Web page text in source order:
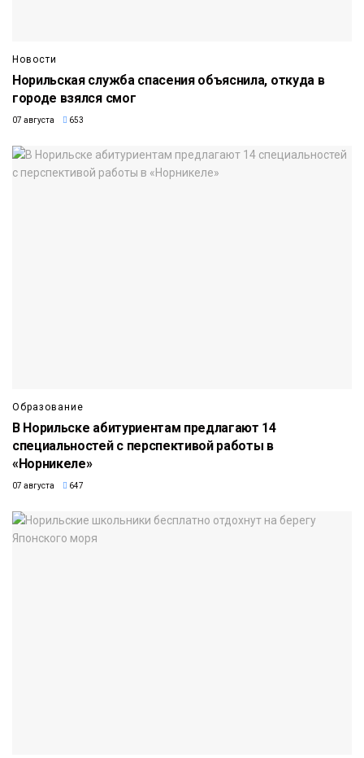
Новости
Норильская служба спасения объяснила, откуда в
городе взялся смог
07 августа 653
Образование
В Норильске абитуриентам предлагают 14
специальностей с перспективой работы в
«Норникеле»
07 августа 647